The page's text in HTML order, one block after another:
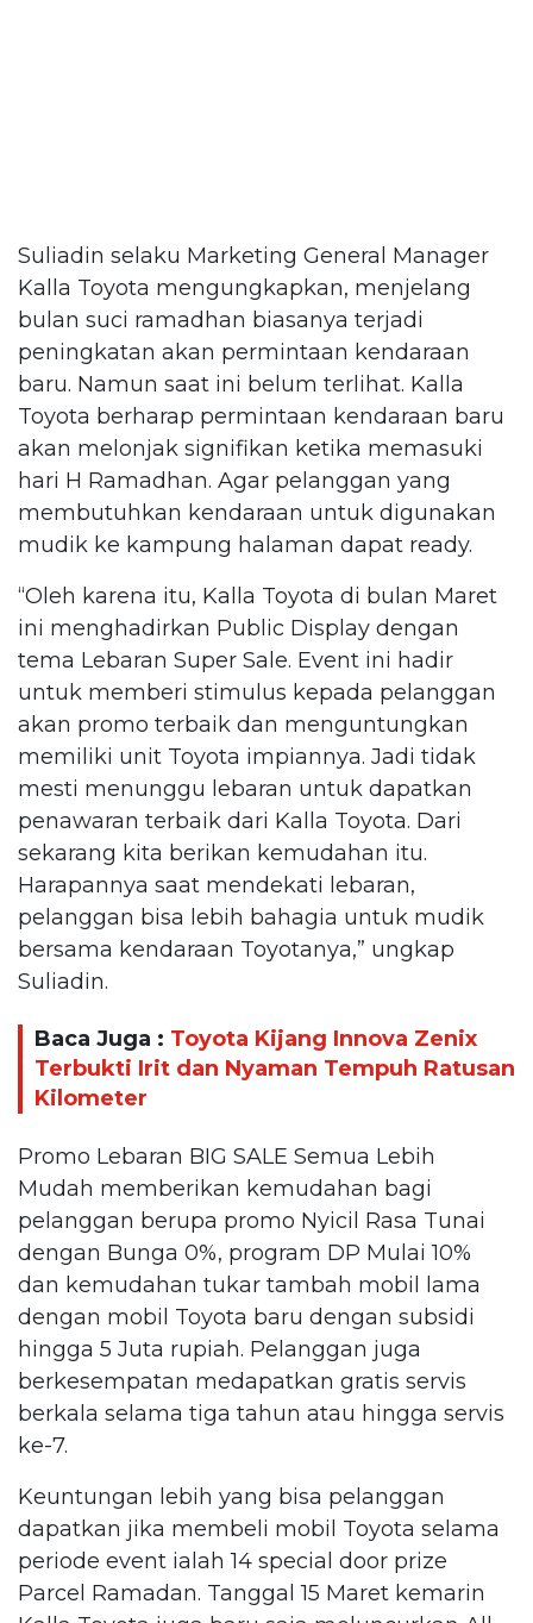
Suliadin selaku Marketing General Manager
Kalla Toyota mengungkapkan, menjelang
bulan suci ramadhan biasanya terjadi
peningkatan akan permintaan kendaraan
baru. Namun saat ini belum terlihat. Kalla
Toyota berharap permintaan kendaraan baru
akan melonjak signifikan ketika memasuki
hari H Ramadhan. Agar pelanggan yang
membutuhkan kendaraan untuk digunakan
mudik ke kampung halaman dapat ready.
“Oleh karena itu, Kalla Toyota di bulan Maret
ini menghadirkan Public Display dengan
tema Lebaran Super Sale. Event ini hadir
untuk memberi stimulus kepada pelanggan
akan promo terbaik dan menguntungkan
memiliki unit Toyota impiannya. Jadi tidak
mesti menunggu lebaran untuk dapatkan
penawaran terbaik dari Kalla Toyota. Dari
sekarang kita berikan kemudahan itu.
Harapannya saat mendekati lebaran,
pelanggan bisa lebih bahagia untuk mudik
bersama kendaraan Toyotanya,” ungkap
Suliadin.
Baca Juga : Toyota Kijang Innova Zenix
Terbukti Irit dan Nyaman Tempuh Ratusan
Kilometer
Promo Lebaran BIG SALE Semua Lebih
Mudah memberikan kemudahan bagi
pelanggan berupa promo Nyicil Rasa Tunai
dengan Bunga 0%, program DP Mulai 10%
dan kemudahan tukar tambah mobil lama
dengan mobil Toyota baru dengan subsidi
hingga 5 Juta rupiah. Pelanggan juga
berkesempatan medapatkan gratis servis
berkala selama tiga tahun atau hingga servis
ke-7.
Keuntungan lebih yang bisa pelanggan
dapatkan jika membeli mobil Toyota selama
periode event ialah 14 special door prize
Parcel Ramadan. Tanggal 15 Maret kemarin